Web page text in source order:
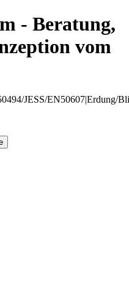
- Beratung,
vom
JESS/EN50607|Erdung/